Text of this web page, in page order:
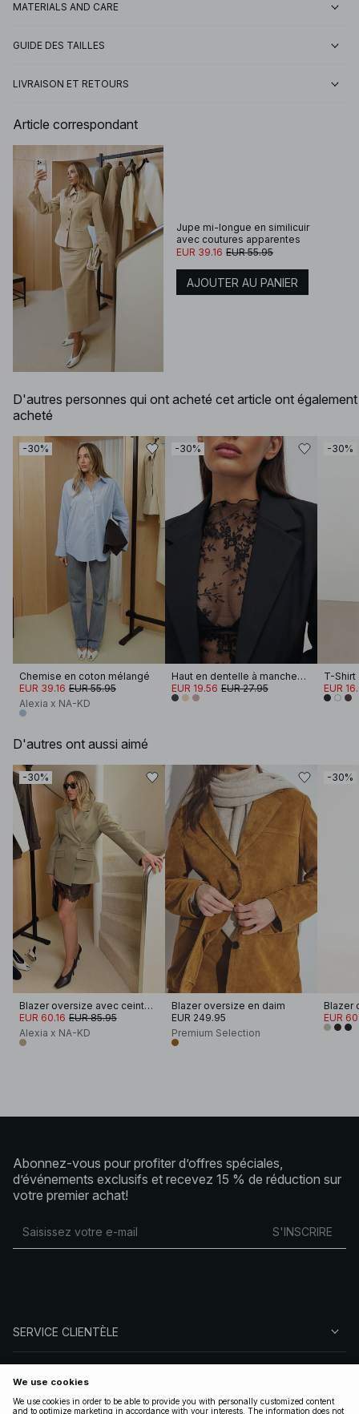
MATERIALS AND CARE
GUIDE DES TAILLES
LIVRAISON ET RETOURS
Article correspondant
Jupe mi-longue en similicuir
avec coutures apparentes
EUR 39.16 EUR 55.95
AJOUTER AU PANIER
D'autres personnes qui ont acheté cet article ont également
acheté
-30%
Chemise en coton mélangé
EUR 39.16 EUR 55.95
Alexia x NA-KD
-30%
Haut en dentelle à manches longues
EUR 19.56 EUR 27.95
-30%
T-Shirt
EUR
D'autres ont aussi aimé
-30%
Blazer oversize avec ceinture
EUR 60.16 EUR 85.95
Alexia x NA-KD
Blazer oversize en daim
EUR 249.95
Premium Selection
-30%
EUR
Abonnez-vous pour profiter d’offres spéciales,
d’événements exclusifs et recevez 15 % de réduction sur
votre premier achat!
S'INSCRIRE
SERVICE CLIENTÈLE